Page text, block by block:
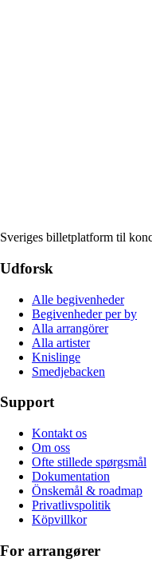
Sveriges billetplatform til
Udforsk
Alle begivenheder
Begivenheder per by
Alla arrangörer
Alla artister
Knislinge
Smedjebacken
Support
Kontakt os
Om oss
Ofte stillede spørgsmål
Dokumentation
Önskemål & roadmap
Privatlivspolitik
Köpvillkor
For arrangører